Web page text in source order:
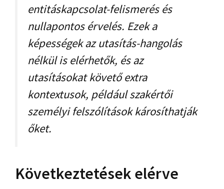
entitáskapcsolat-felismerés és
nullapontos érvelés. Ezek a
képességek az utasítás-hangolás
nélkül is elérhetők, és az
utasításokat követő extra
kontextusok, például szakértői
személyi felszólítások károsíthatják
őket.
Következtetések elérve